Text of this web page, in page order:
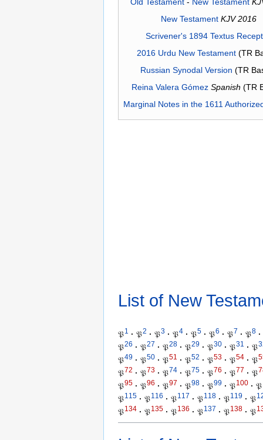
New Testament KJV 2016
Scrivener's 1894 Textus
2016 Urdu New Testament(TR
Russian Synodal Version (TR
Reina Valera Gómez Spanish (TR
Marginal Notes in the 1611
List of New
𝔓1 · 𝔓2 · 𝔓3 · 𝔓4 · 𝔓5 · 𝔓6 · 𝔓7 · 𝔓8 ·
𝔓26 · 𝔓27 · 𝔓28 · 𝔓29 · 𝔓30 · 𝔓31 · 𝔓
𝔓49 · 𝔓50 · 𝔓51 · 𝔓52 · 𝔓53 · 𝔓54 · 𝔓
𝔓72 · 𝔓73 · 𝔓74 · 𝔓75 · 𝔓76 · 𝔓77 · 𝔓
𝔓95 · 𝔓96 · 𝔓97 · 𝔓98 · 𝔓99 · 𝔓100 · 𝔓
𝔓115 · 𝔓116 · 𝔓117 · 𝔓118 · 𝔓119 · 𝔓
𝔓134 · 𝔓135 · 𝔓136 · 𝔓137 · 𝔓138 · 𝔓